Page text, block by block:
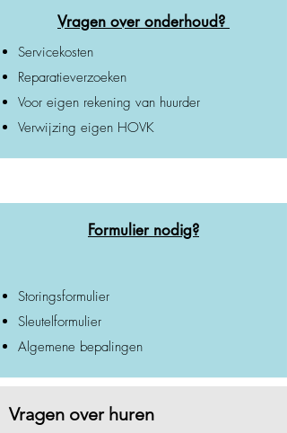
Vragen over onderhoud?
Servicekosten
Reparatieverzoeken
Voor eigen rekening van huurder
Verwijzing eigen HOVK
Formulier nodig?
Storingsformulier
Sleutelformulier
Algemene bepalingen
Vragen over huren